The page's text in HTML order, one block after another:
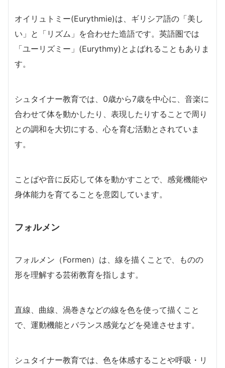
オイリュトミー(Eurythmie)は、ギリシア語の「美し
い」と「リズム」を合わせた造語です。英語圏では
「ユーリズミー」(Eurythmy)とよばれることもありま
す。
シュタイナー教育では、0歳から7歳を中心に、音楽に
合わせて体を動かしたり、表現したりすることで周り
との調和を大切にする、心を育む活動とされていま
す。
ことばや音に反応して体を動かすことで、感覚機能や
身体能力を育てることを意図しています。
フォルメン
フォルメン（Formen）は、線を描くことで、ものの
形を理解する芸術教育を指します。
直線、曲線、渦巻きなどの線を色を使って描くこと
で、運動機能とバランス感覚などを発達させます。
シュタイナー教育では、色を体感することや呼吸・リ